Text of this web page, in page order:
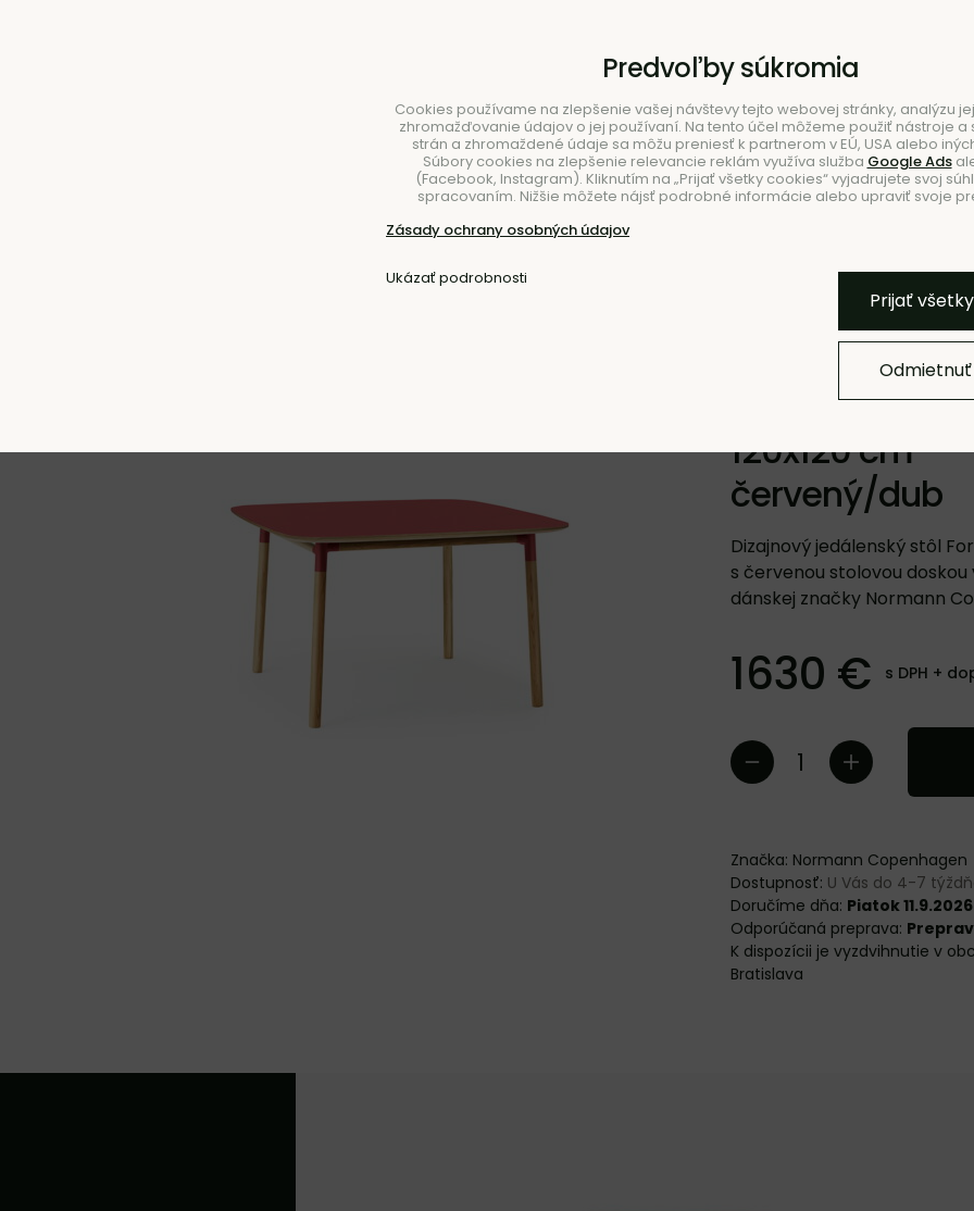
STOLOVANIE
Jedálenské stoly
Stôl Form,
120x120 cm –
červený/dub
Dizajnový jedálenský stôl
s červenou stolovou
dánskej značky Normann
1630 € s DPH +
Značka: Normann Copenhagen
Dostupnosť: U Vás do 4-7
Doručíme dňa: Piatok 11.9.2026
Bratislava
Pridať k
Predvoľby súkromia
Cookies používame na zlepšenie vašej návštevy tejto webovej stránky, analýzu
zhromažďovanie údajov o jej používaní. Na tento účel môžeme použiť nástroje a
strán a zhromaždené údaje sa môžu preniesť k partnerom v EÚ, USA alebo
Súbory cookies na zlepšenie relevancie reklám využíva služba Google Ads
(Facebook, Instagram). Kliknutím na „Prijať všetky cookies“ vyjadrujete svoj
spracovaním. Nižšie môžete nájsť podrobné informácie alebo upraviť svoje
Zásady ochrany osobných údajov
Ukázať podrobnosti
Prijať